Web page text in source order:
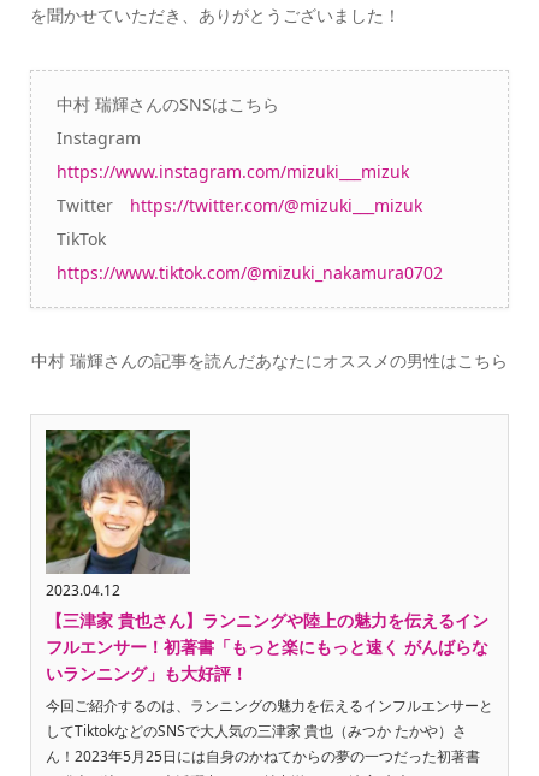
を聞かせていただき、ありがとうございました！
中村 瑞輝さんのSNSはこちら
Instagram
https://www.instagram.com/mizuki___mizuk
Twitter https://twitter.com/@mizuki___mizuk
TikTok
https://www.tiktok.com/@mizuki_nakamura0702
中村 瑞輝さんの記事を読んだあなたにオススメの男性はこちら
2023.04.12
【三津家 貴也さん】ランニングや陸上の魅力を伝えるイン
フルエンサー！初著書「もっと楽にもっと速く がんばらな
いランニング」も大好評！
今回ご紹介するのは、ランニングの魅力を伝えるインフルエンサーと
してTiktokなどのSNSで大人気の三津家 貴也（みつか たかや）さ
ん！2023年5月25日には自身のかねてからの夢の一つだった初著書